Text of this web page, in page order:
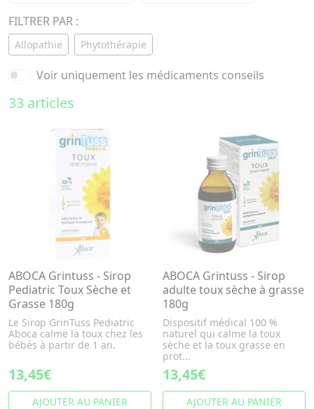
FILTRER PAR :
Allopathie Phytothérapie
Voir uniquement les médicaments conseils
33 articles
ABOCA Grintuss - Sirop
Pediatric Toux Sèche et
Grasse 180g
Le Sirop GrinTuss Pediatric
Aboca calme la toux chez les
bébés à partir de 1 an.
13,45€
AJOUTER AU PANIER
ABOCA Grintuss - Sirop
adulte toux sèche à grasse
180g
Dispositif médical 100 %
naturel qui calme la toux
sèche et la toux grasse en
prot...
13,45€
AJOUTER AU PANIER